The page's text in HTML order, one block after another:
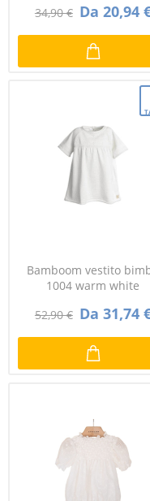
34,90 € Da 20,94
Bamboom vestito
1004 warm white
52,90 € Da 31,74